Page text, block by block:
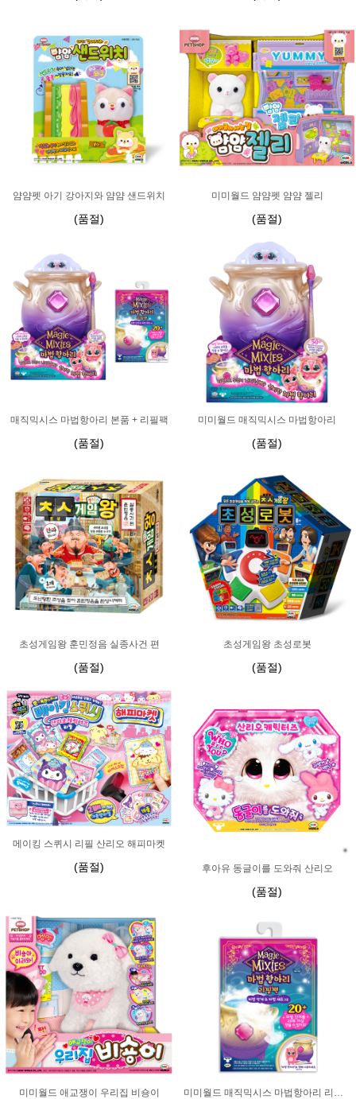
얌얌펫 아기 강아지와 얌얌 샌드위치
(품절)
미미월드 얌얌펫 얌얌 젤리
(품절)
매직믹시스 마법항아리 본품 + 리필팩
(품절)
미미월드 매직믹시스 마법항아리
(품절)
초성게임왕 훈민정음 실종사건 편
(품절)
초성게임왕 초성로봇
(품절)
메이킹 스퀴시 리필 산리오 해피마켓
(품절) 후아유 동글이를 도와줘 산리오
(품절)
미미월드 애교쟁이 우리집 비숑이 미미월드 매직믹시스 마법항아리 리필팩